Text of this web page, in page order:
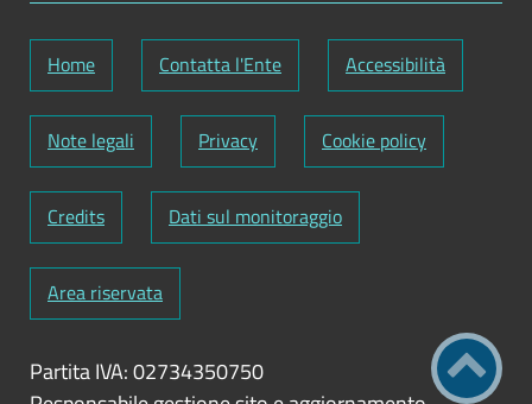
Home Contatta l'Ente Accessibilità
Note legali Privacy Cookie policy
Credits Dati sul monitoraggio
Area riservata
Partita IVA: 02734350750